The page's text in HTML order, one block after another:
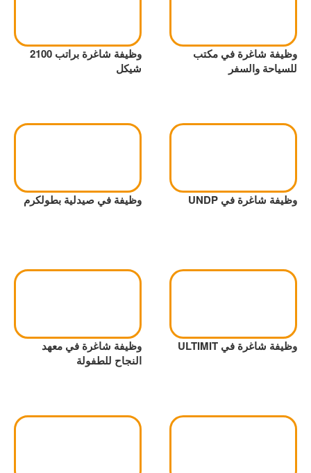
وظيفة شاغرة في مكتب
للسياحة والسفر
وظيفة شاغرة براتب 2100
شيكل
وظيفة شاغرة في UNDP وظيفة في صيدلية بطولكرم
وظيفة شاغرة في ULTIMIT
وظيفة شاغرة في معهد
النجاح للطفولة